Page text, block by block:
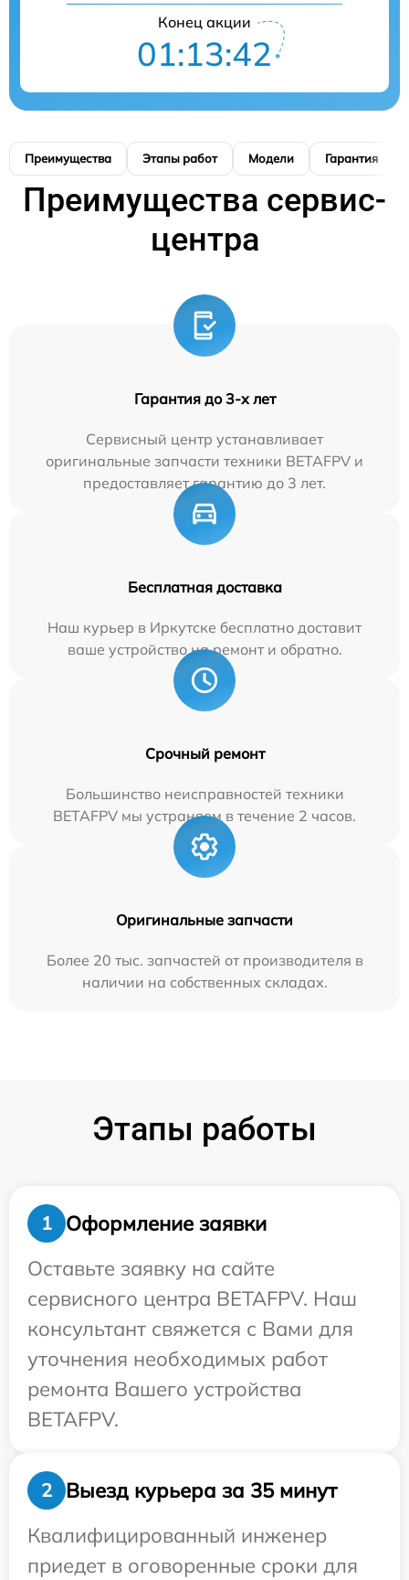
Конец акции
01:13:41
Преимущества Этапы работ Модели Гарантия
Преимущества сервис-
центра
Гарантия до 3-х лет
Сервисный центр устанавливает
оригинальные запчасти техники BETAFPV и
предоставляет гарантию до 3 лет.
Бесплатная доставка
Наш курьер в Иркутске бесплатно доставит
ваше устройство на ремонт и обратно.
Срочный ремонт
Большинство неисправностей техники
BETAFPV мы устраняем в течение 2 часов.
Оригинальные запчасти
Более 20 тыс. запчастей от производителя в
наличии на собственных складах.
Этапы работы
1
Оформление заявки
Оставьте заявку на сайте
сервисного центра BETAFPV. Наш
консультант свяжется с Вами для
уточнения необходимых работ
ремонта Вашего устройства
BETAFPV.
2
Выезд курьера за 35 минут
Квалифицированный инженер
приедет в оговоренные сроки для